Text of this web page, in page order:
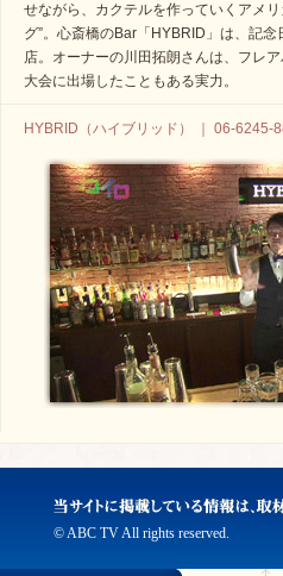
せながら、カクテルを作っていくアメ
グ”。心斎橋のBar「HYBRID」は、記
店。オーナーの川田拓朗さんは、フレ
大会に出場したこともある実力。
HYBRID（ハイブリッド） ｜ 06-6245-
© ABC TV All rights reserved.